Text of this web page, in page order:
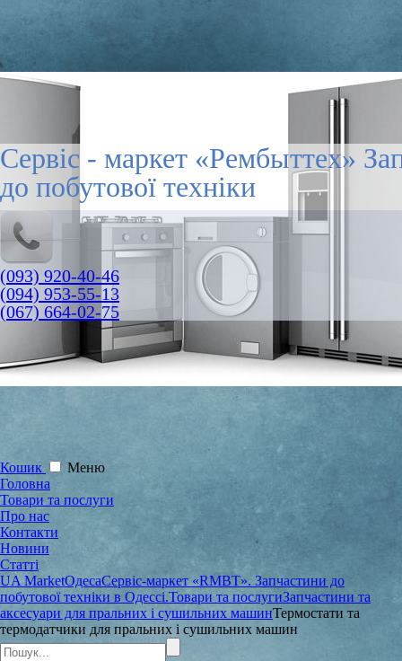
Сервіс - маркет «Рембыттех»
до побутової техніки
(093) 920-40-46
(094) 953-55-13
(067) 664-02-75
Кошик
Меню
Головна
Товари та послуги
Про нас
Контакти
Новини
Статті
UA MarketОдесаСервіс-маркет «RMBT». Запчастини до
побутової техніки в Одессі.Товари та послугиЗапчастини та
аксесуари для пральних і сушильних машинТермостати та
термодатчики для пральних і сушильних машин